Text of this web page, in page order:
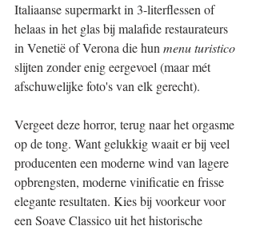
Italiaanse supermarkt in 3-literflessen of
helaas in het glas bij malafide restaurateurs
in Venetië of Verona die hun menu turistico
slijten zonder enig eergevoel (maar mét
afschuwelijke foto's van elk gerecht).
Vergeet deze horror, terug naar het orgasme
op de tong. Want gelukkig waait er bij veel
producenten een moderne wind van lagere
opbrengsten, moderne vinificatie en frisse
elegante resultaten. Kies bij voorkeur voor
een Soave Classico uit het historische